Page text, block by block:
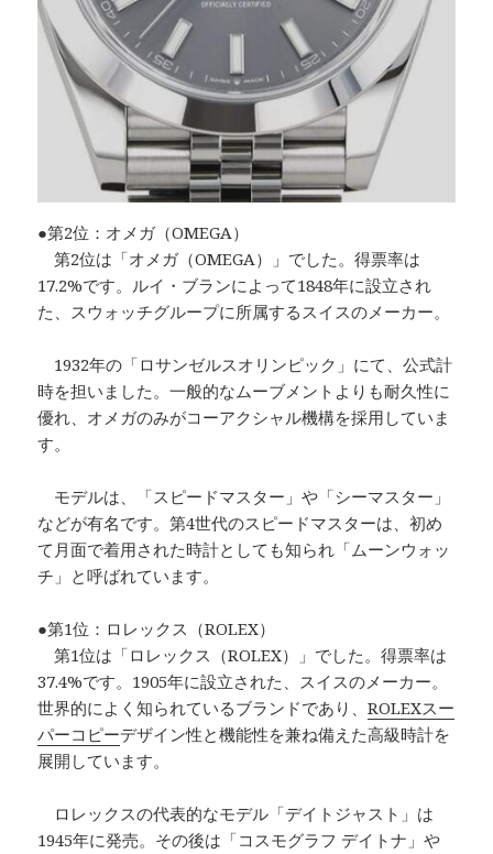
●第2位：オメガ（OMEGA）
第2位は「オメガ（OMEGA）」でした。得票率は
17.2%です。ルイ・ブランによって1848年に設立され
た、スウォッチグループに所属するスイスのメーカー。
1932年の「ロサンゼルスオリンピック」にて、公式計
時を担いました。一般的なムーブメントよりも耐久性に
優れ、オメガのみがコーアクシャル機構を採用していま
す。
モデルは、「スピードマスター」や「シーマスター」
などが有名です。第4世代のスピードマスターは、初め
て月面で着用された時計としても知られ「ムーンウォッ
チ」と呼ばれています。
●第1位：ロレックス（ROLEX）
第1位は「ロレックス（ROLEX）」でした。得票率は
37.4%です。1905年に設立された、スイスのメーカー。
世界的によく知られているブランドであり、ROLEXスー
パーコピーデザイン性と機能性を兼ね備えた高級時計を
展開しています。
ロレックスの代表的なモデル「デイトジャスト」は
1945年に発売。その後は「コスモグラフ デイトナ」や